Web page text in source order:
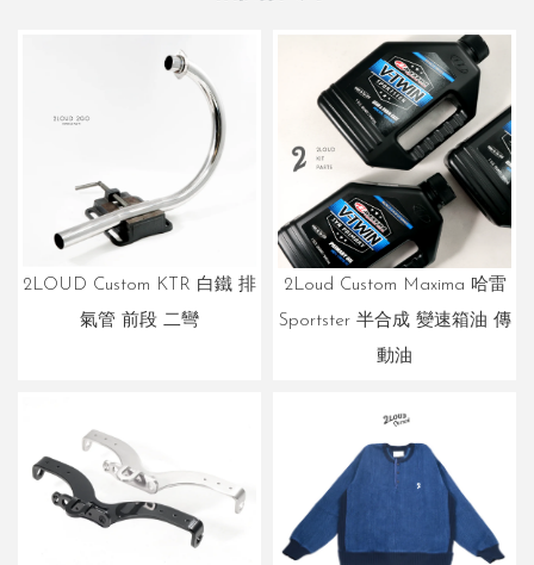
2LOUD Custom KTR 白鐵 排
氣管 前段 二彎
2Loud Custom Maxima 哈雷
Sportster 半合成 變速箱油 傳
動油